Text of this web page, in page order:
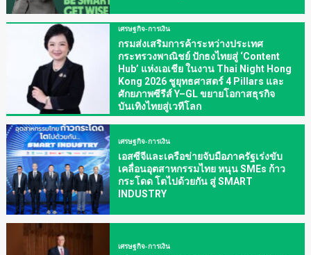
เศรษฐกิจ-การเงิน
กรมส่งเสริมการค้าระหว่างประเทศ
กระทรวงพาณิชย์ ปักธงไทยสู่ ‘Content
Hub’ แห่งเอเชีย ในงาน Thai Night Hong
Kong 2026 ชูยุทธศาสตร์ 4 Pillars และ
ศักยภาพซีรีส์ Y–GL ขยายโอกาสธุรกิจ
บันเทิงไทยสู่เวทีโลก
เศรษฐกิจ-การเงิน
เอสซีจีและเครือข่ายจับมือภาครัฐเร่งขับ
เคลื่อนอุตสาหกรรมไทย หนุน SMEs ก้าว
กระโดด โตไปด้วยกัน สู่ SMART
INDUSTRY
เศรษฐกิจ-การเงิน